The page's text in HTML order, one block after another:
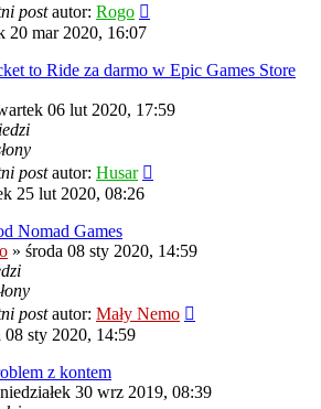
postautor: Rogo
20 mar 2020, 16:07
to Ride za darmo w Epic Games Store
06 lut 2020, 17:59
postautor: Husar
25 lut 2020, 08:26
Nomad Games
» środa 08 sty 2020, 14:59
postautor: Mały Nemo
08 sty 2020, 14:59
z kontem
30 wrz 2019, 08:39